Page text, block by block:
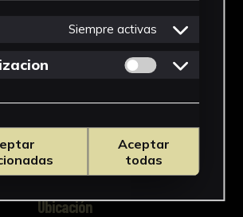
Impresión
Cartulina
Ubicación
Siempre activas
Permitir cookies
Aceptar
todas